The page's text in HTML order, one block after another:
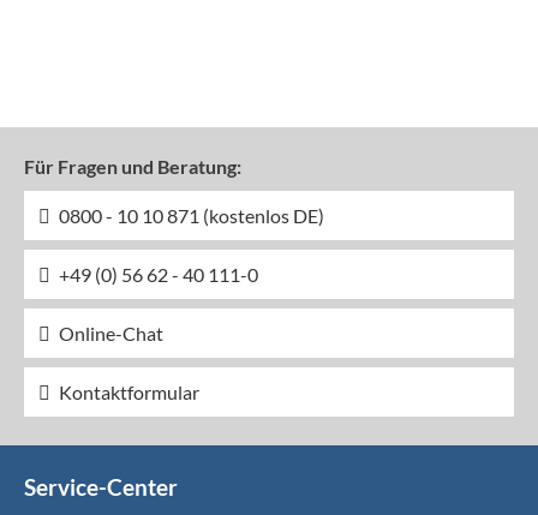
Für Fragen und Beratung:
0800 - 10 10 871 (kostenlos DE)
+49 (0) 56 62 - 40 111-0
Online-Chat
Kontaktformular
Service-Center